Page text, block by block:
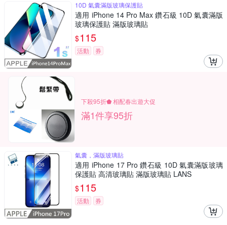
10D 氣囊滿版玻璃保護貼
適用 iPhone 14 Pro Max 鑽石級 10D 氣囊滿版
玻璃保護貼 滿版玻璃貼
$115
活動 券
下殺95折⬟ 相配春出遊大促
滿1件享95折
氣囊，滿版玻璃貼
適用 iPhone 17 Pro 鑽石級 10D 氣囊滿版玻璃
保護貼 高清玻璃貼 滿版玻璃貼 LANS
$115
活動 券